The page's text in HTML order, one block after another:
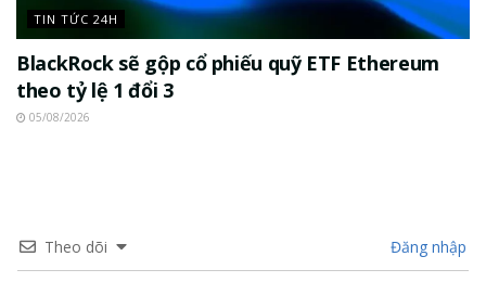
TIN TỨC 24H
BlackRock sẽ gộp cổ phiếu quỹ ETF Ethereum
theo tỷ lệ 1 đổi 3
05/08/2026
Theo dõi Đăng nhập